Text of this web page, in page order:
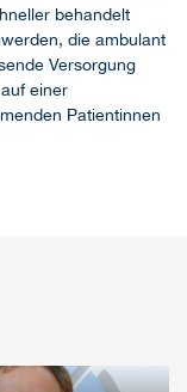
behandelt
die ambulant
Versorgung
einer
Patientinnen